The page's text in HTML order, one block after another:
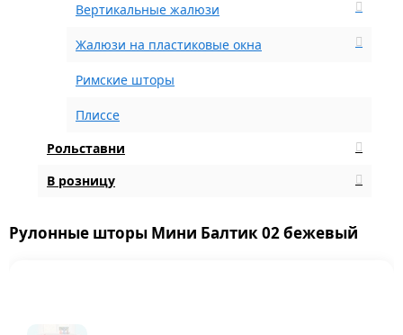
Вертикальные жалюзи
Жалюзи на пластиковые окна
Римские шторы
Плиссе
Рольставни
В розницу
Рулонные шторы Мини Балтик 02 бежевый